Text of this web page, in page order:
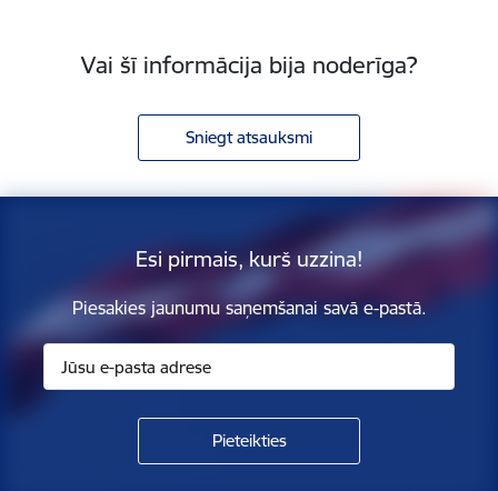
Vai šī informācija bija noderīga?
Sniegt atsauksmi
Esi pirmais, kurš uzzina!
Piesakies jaunumu saņemšanai savā e-pastā.